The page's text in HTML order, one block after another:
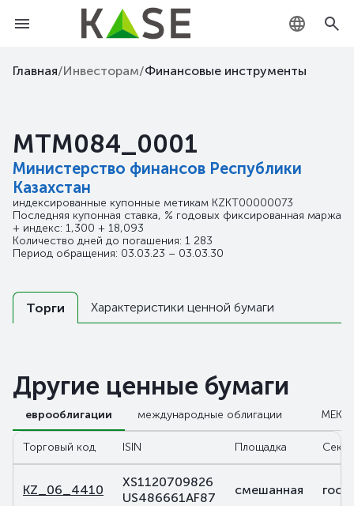
KZ
Главная/Инвесторам/Финансовые инструменты
MTM084_0001
Министерство финансов Республики
Казахстан
индексированные купонные метикам KZKT00000073
Последняя купонная ставка, % годовых фиксированная маржа
+ индекс: 1,300 + 18,093
Количество дней до погашения: 1 283
Период обращения: 03.03.23 – 03.03.30
Торги Характеристики ценной бумаги
Другие ценные бумаги
еврооблигации международные облигации
Торговый код ISIN Площадка
KZ_06_4410
XS1120709826
US486661AF87
смешанная